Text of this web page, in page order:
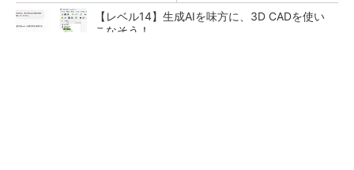
【レベル14】生成AIを味方に、3D CADを使い
こなそう！